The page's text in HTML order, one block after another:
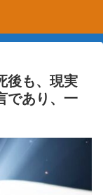
も、現実
であり、一